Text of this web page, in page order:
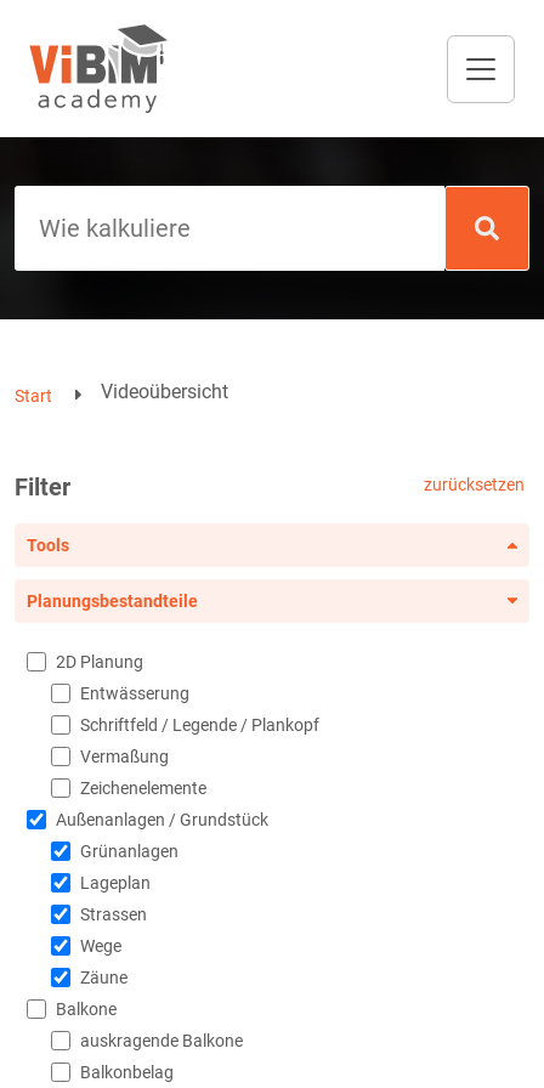
Start Videoübersicht
Filter zurücksetzen
Tools
Planungsbestandteile
2D Planung
Entwässerung
Schriftfeld / Legende / Plankopf
Vermaßung
Zeichenelemente
Außenanlagen / Grundstück
Grünanlagen
Lageplan
Strassen
Wege
Zäune
Balkone
auskragende Balkone
Balkonbelag